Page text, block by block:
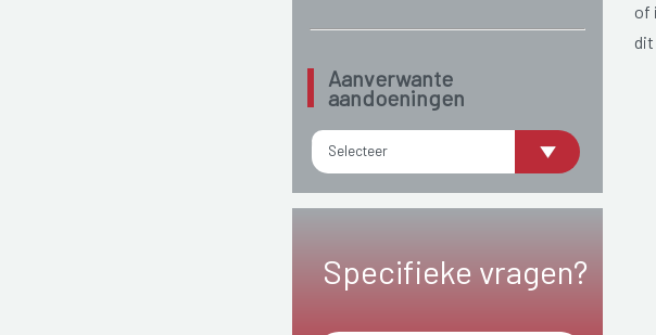
Aanverwante
aandoeningen
Selecteer
Specifieke vragen?
of
dit